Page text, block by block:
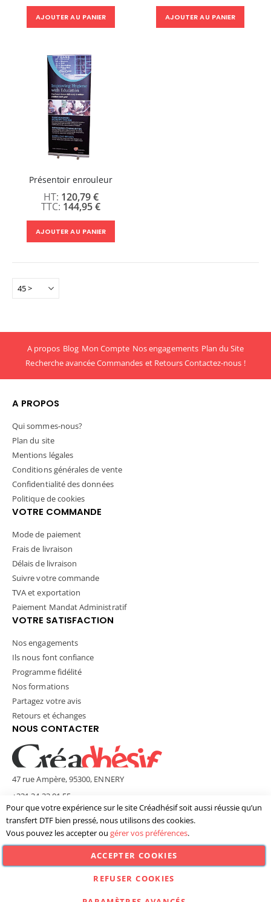
AJOUTER AU PANIER AJOUTER AU PANIER
Présentoir enrouleur
144,95 €
120,79 €
AJOUTER AU PANIER
A propos Blog Mon Compte Nos engagements Plan du Site
Recherche avancéeCommandes et RetoursContactez-nous !
A PROPOS
Qui sommes-nous?
Plan du site
Mentions légales
Conditions générales de vente
Confidentialité des données
Politique de cookies
VOTRE COMMANDE
Mode de paiement
Frais de livraison
Délais de livraison
Suivre votre commande
TVA et exportation
Paiement Mandat Administratif
VOTRE SATISFACTION
Nos engagements
Ils nous font confiance
Programme fidélité
Nos formations
Partagez votre avis
Retours et échanges
NOUS CONTACTER
47 rue Ampère, 95300, ENNERY
+331 34 33 01 55
contact@creadhesif.com
Lun - Ven / 9h30 - 12h00 & 14h00 - 17h00
© Créadhésif 2025. Tous Droits Réservés.
Pour que votre expérience sur le site Créadhésif soit aussi réussie qu’un
transfert DTF bien pressé, nous utilisons des cookies.
Vous pouvez les accepter ou gérer vos préférences.
ACCEPTER COOKIES
REFUSER COOKIES